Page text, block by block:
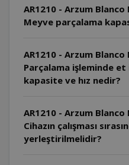
AR1210 - Arzum
Meyve parçalama
AR1210 - Arzum
Parçalama işleminde
kapasite ve hız nedir?
AR1210 - Arzum
Cihazın çalışması
yerleştirilmelidir?